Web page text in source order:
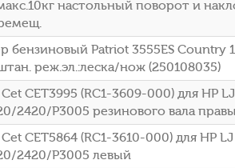
настольный поворот и
бензиновый Patriot 3555ES Country
реж.эл.:леска/нож (250108035)
CET3995 (RC1-3609-000) для HP LJ
2420/P3005 резинового вала
CET5864 (RC1-3610-000) для HP LJ
2420/P3005 левый